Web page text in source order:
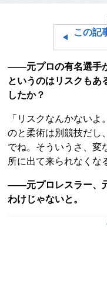
この記
――元プロの有名選手
というのはリスクもあ
したか？
「リスクなんかない
のと柔術は別競技だし
でね。そういうさ、変
所に出て来られなくな
――元プロレスラー、
わけじゃないと。